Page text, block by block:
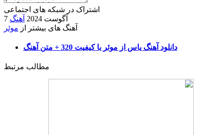
اشتراک در شبکه های اجتماعی
7 آگوست 2024
آهنگ
آهنگ های بیشتر از موئر
دانلود آهنگ یاس از موئر با کیفیت 320 + متن آهنگ
مطالب مرتبط